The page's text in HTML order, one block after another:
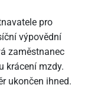
pro
výpovědní
zaměstnanec
krácení mzdy.
ukončen ihned.